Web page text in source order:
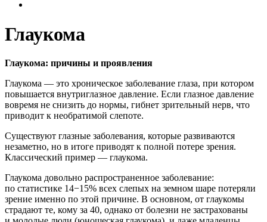
Глаукома
Глаукома: причины и проявления
Глаукома — это хроническое заболевание глаза, при котором
повышается внутриглазное давление. Если глазное давление
вовремя не снизить до нормы, гибнет зрительный нерв, что
приводит к необратимой слепоте.
Существуют глазные заболевания, которые развиваются
незаметно, но в итоге приводят к полной потере зрения.
Классический пример — глаукома.
Глаукома довольно распространенное заболевание:
по статистике 14−15% всех слепых на земном шаре потеряли
зрение именно по этой причине. В основном, от глаукомы
страдают те, кому за 40, однако от болезни не застрахованы